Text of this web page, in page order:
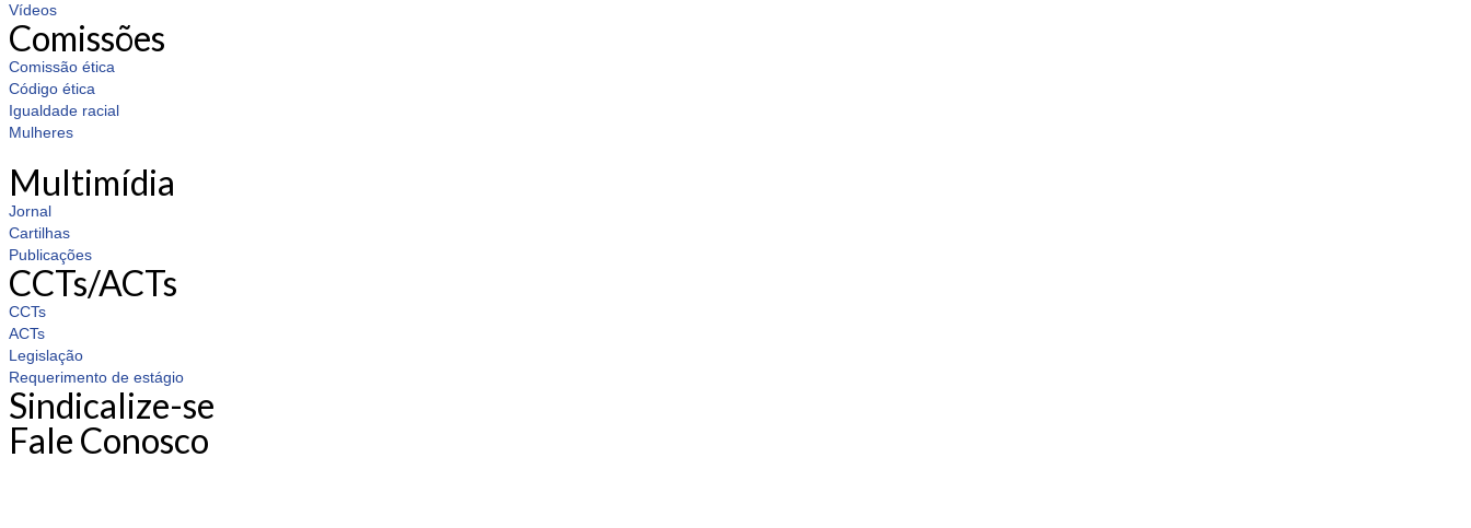
Vídeos
Comissões
Comissão ética
Código ética
Igualdade racial
Mulheres
Multimídia
Jornal
Cartilhas
Publicações
CCTs/ACTs
CCTs
ACTs
Legislação
Requerimento de estágio
Sindicalize-se
Fale Conosco